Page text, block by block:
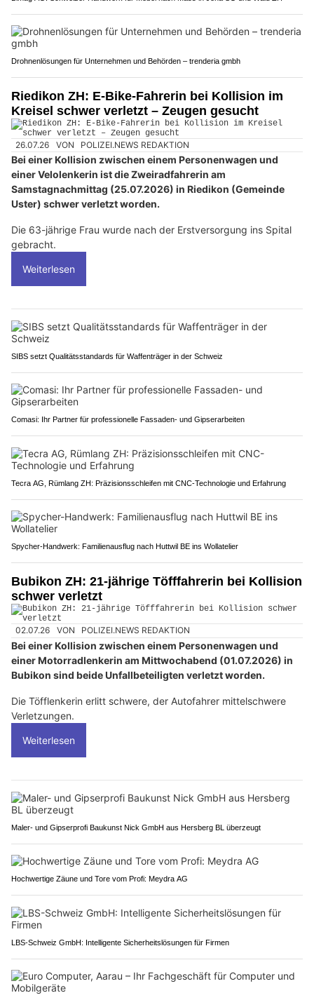
Drohnenlösungen für Unternehmen und Behörden – trenderia gmbh
Riedikon ZH: E-Bike-Fahrerin bei Kollision im
Kreisel schwer verletzt – Zeugen gesucht
26.07.26 VON POLIZEI.NEWS REDAKTION
Bei einer Kollision zwischen einem Personenwagen und
einer Velolenkerin ist die Zweiradfahrerin am
Samstagnachmittag (25.07.2026) in Riedikon (Gemeinde
Uster) schwer verletzt worden.
Die 63-jährige Frau wurde nach der Erstversorgung ins Spital
gebracht.
Weiterlesen
SIBS setzt Qualitätsstandards für Waffenträger in der Schweiz
Comasi: Ihr Partner für professionelle Fassaden- und Gipserarbeiten
Tecra AG, Rümlang ZH: Präzisionsschleifen mit CNC-Technologie und Erfahrung
Spycher-Handwerk: Familienausflug nach Huttwil BE ins Wollatelier
Bubikon ZH: 21-jährige Töfffahrerin bei Kollision
schwer verletzt
02.07.26 VON POLIZEI.NEWS REDAKTION
Bei einer Kollision zwischen einem Personenwagen und
einer Motorradlenkerin am Mittwochabend (01.07.2026) in
Bubikon sind beide Unfallbeteiligten verletzt worden.
Die Töfflenkerin erlitt schwere, der Autofahrer mittelschwere
Verletzungen.
Weiterlesen
Maler- und Gipserprofi Baukunst Nick GmbH aus Hersberg BL überzeugt
Hochwertige Zäune und Tore vom Profi: Meydra AG
LBS-Schweiz GmbH: Intelligente Sicherheitslösungen für Firmen